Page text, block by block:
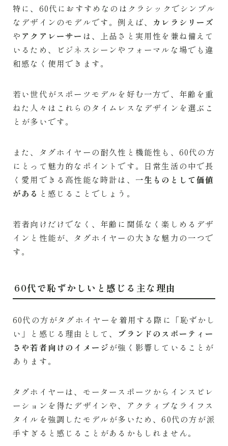
特に、60代におすすめなのはクラシックでシンプル
なデザインのモデルです。例えば、 カレラシリーズ
や アクアレーサー は、上品さと実用性を兼ね備えて
いるため、ビジネスシーンやフォーマルな場でも違
和感なく使用できます。
若い世代がスポーツモデルを好む一方で、年齢を重
ねた人々はこれらのタイムレスなデザインを選ぶこ
とが多いです。
また、タグホイヤーの耐久性と機能性も、60代の方
にとって魅力的なポイントです。日常生活の中で長
く愛用できる高性能な時計は、 一生ものとして価値
がある と感じることでしょう。
若者向けだけでなく、年齢に関係なく楽しめるデザ
インと性能が、タグホイヤーの大きな魅力の一つで
す。
60代で恥ずかしいと感じる主な理由
60代の方がタグホイヤーを着用する際に「恥ずかし
い」と感じる理由として、 ブランドのスポーティー
さや若者向けのイメージが強く影響していることが
あります。
タグホイヤーは、モータースポーツからインスピレ
ーションを得たデザインや、アクティブなライフス
タイルを強調したモデルが多いため、60代の方が派
手すぎると感じることがあるかもしれません。